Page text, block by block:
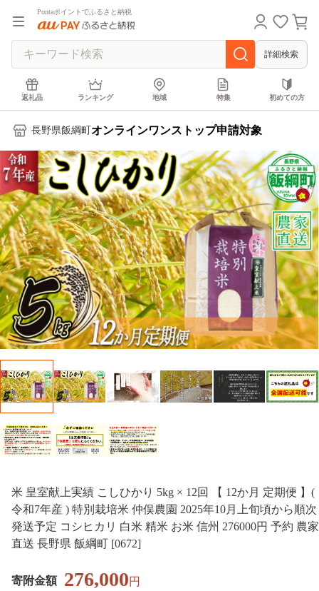
Pontaポイントでふるさと納税
詳細検索
返礼品 ランキング 地域 特集 初めての方
長野県飯綱町 オンラインワンストップ申請対象
米 皇室献上実績 こしひかり 5kg × 12回 【 12か月 定期便 】(
令和7年産 ) 特別栽培米 仲俣農園 2025年10月上旬頃から順次
発送予定 コシヒカリ 白米 精米 お米 信州 276000円 予約 農家
直送 長野県 飯綱町 [0672]
寄附金額 276,000円